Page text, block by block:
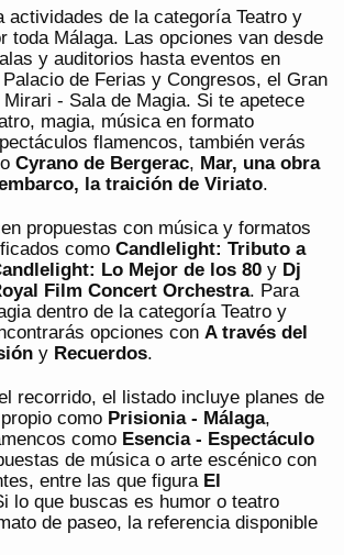
actividades de la categoría Teatro y
toda Málaga. Las opciones van desde
y auditorios hasta eventos en
de Ferias y Congresos, el Gran
- Sala de Magia. Si te apetece
magia, música en formato
flamencos, también verás
Cyrano de Bergerac, Mar, una obra
la traición de Viriato.
propuestas con música y formatos
como Candlelight: Tributo a
Lo Mejor de los 80 y Dj
Film Concert Orchestra. Para
dentro de la categoría Teatro y
opciones con A través del
y Recuerdos.
recorrido, el listado incluye planes de
como Prisionia - Málaga,
como Esencia - Espectáculo
de música o arte escénico con
entre las que figura El
lo que buscas es humor o teatro
de paseo, la referencia disponible